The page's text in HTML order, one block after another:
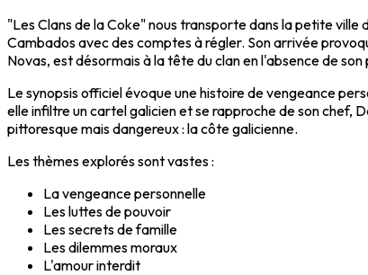
"Les Clans de la Coke"nous transporte dans la petite ville
Cambados avec des comptes à régler. Son arrivée
Novas, est désormais à la tête du clan en l'absence de
Le synopsis officiel évoque une histoire de vengeance
elle infiltre un cartel galicien et se rapproche de son chef,
pittoresque mais dangereux : la côte galicienne.
Les thèmes explorés sont vastes :
La vengeance personnelle
Les luttes de pouvoir
Les secrets de famille
Les dilemmes moraux
L'amour interdit